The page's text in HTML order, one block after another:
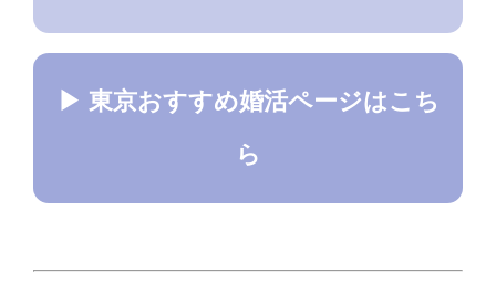
▶ 東京おすすめ婚活ページはこち
ら